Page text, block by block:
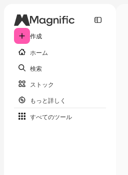
作成
ホーム
検索
ストック
もっと詳しく
すべてのツール